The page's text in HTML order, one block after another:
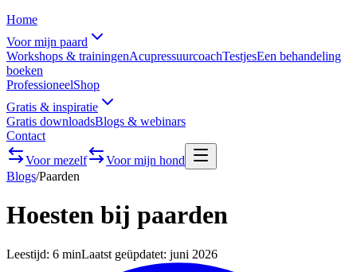
Home
Voor mijn paard
Workshops & trainingenAcupressuurcoachTestjesEen behandeling
boeken
ProfessioneelShop
Gratis & inspiratie
Gratis downloadsBlogs & webinars
Contact
Voor mezelf
Voor mijn hond
Blogs/Paarden
Hoesten bij paarden
Leestijd: 6 minLaatst geüpdatet: juni 2026